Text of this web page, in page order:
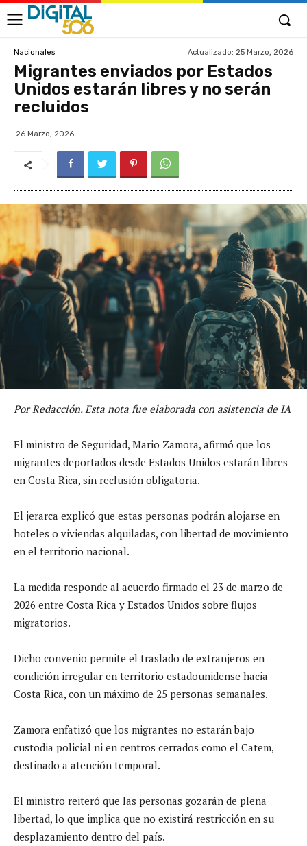
Nacionales Actualizado: 25 Marzo, 2026
Migrantes enviados por Estados
Unidos estarán libres y no serán
recluidos
26 Marzo, 2026
Por Redacción. Esta nota fue elaborada con asistencia de IA
El ministro de Seguridad, Mario Zamora, afirmó que los
migrantes deportados desde Estados Unidos estarán libres
en Costa Rica, sin reclusión obligatoria.
El jerarca explicó que estas personas podrán alojarse en
hoteles o viviendas alquiladas, con libertad de movimiento
en el territorio nacional.
La medida responde al acuerdo firmado el 23 de marzo de
2026 entre Costa Rica y Estados Unidos sobre flujos
migratorios.
Dicho convenio permite el traslado de extranjeros en
condición irregular en territorio estadounidense hacia
Costa Rica, con un máximo de 25 personas semanales.
Zamora enfatizó que los migrantes no estarán bajo
custodia policial ni en centros cerrados como el Catem,
destinado a atención temporal.
El ministro reiteró que las personas gozarán de plena
libertad, lo que implica que no existirá restricción en su
desplazamiento dentro del país.